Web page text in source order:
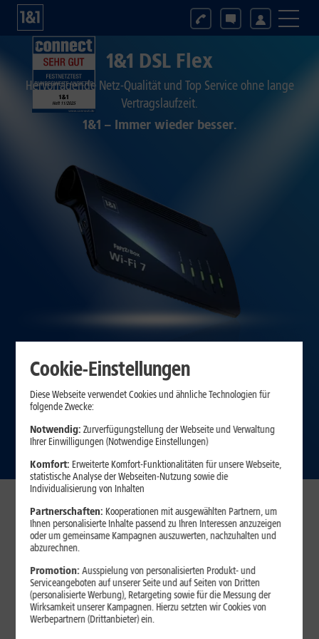
1&1 DSL Flex
Hervorragende Netz-Qualität und Top Service ohne lange
Vertragslaufzeit.
1&1 – Immer wieder besser.
Zum Angebot
DSL 16 34,99
€/Mon.
DSL 50 39,99
€/Mon.
Cookie-Einstellungen
Diese Webseite verwendet Cookies und ähnliche Technologien für
folgende Zwecke:
Notwendig: Zurverfügungstellung der Webseite und Verwaltung
Ihrer Einwilligungen (Notwendige Einstellungen)
Komfort: Erweiterte Komfort-Funktionalitäten für unsere Webseite,
statistische Analyse der Webseiten-Nutzung sowie die
Individualisierung von Inhalten
Partnerschaften: Kooperationen mit ausgewählten Partnern, um
Ihnen personalisierte Inhalte passend zu Ihren Interessen anzuzeigen
oder um gemeinsame Kampagnen auszuwerten, nachzuhalten und
abzurechnen.
Promotion:Ausspielung von personalisierten Produkt- und
Serviceangeboten auf unserer Seite und auf Seiten von Dritten
(personalisierte Werbung), Retargeting sowie für die Messung der
Wirksamkeit unserer Kampagnen. Hierzu setzten wir Cookies von
Werbepartnern (Drittanbieter) ein.